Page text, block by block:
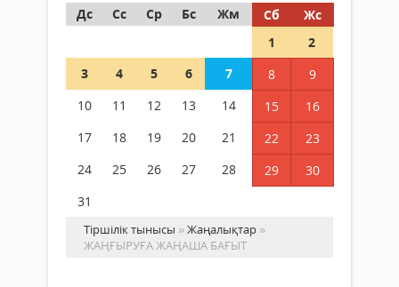
Дс
Сс Ср Бс Жм Сб
Жс
1
2
3
4 5 6 7 8
9
10
11 12 13 14 15
16
17
18 19 20 21 22
23
24
25 26 27 28 29
30
31
Тіршілік тынысы »Жаңалықтар »
ЖАҢҒЫРУҒА ЖАҢАША БАҒЫТ